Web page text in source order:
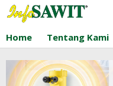
Lewati
ke
konten
Home Tentang Kami